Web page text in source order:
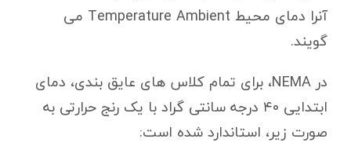
آنرا دمای محیط Temperature Ambient می
گویند.
در NEMA، برای تمام کلاس های عایق بندی، دمای
ابتدایی ۴۰ درجه سانتی گراد با یک رنج حرارتی به
صورت زیر، استاندارد شده است: